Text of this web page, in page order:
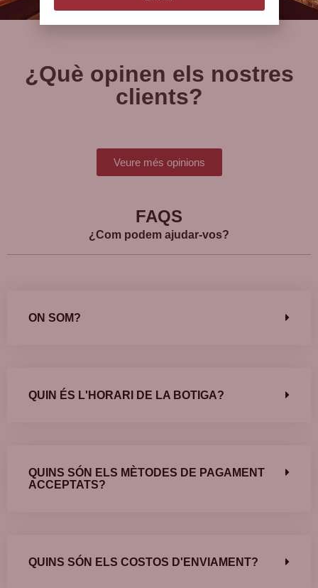
¿Què opinen els nostres
clients?
Veure més opinions
FAQS
¿Com podem ajudar-vos?
ON SOM?
QUIN ÉS L'HORARI DE LA BOTIGA?
QUINS SÓN ELS MÈTODES DE PAGAMENT
ACCEPTATS?
QUINS SÓN ELS COSTOS D'ENVIAMENT?